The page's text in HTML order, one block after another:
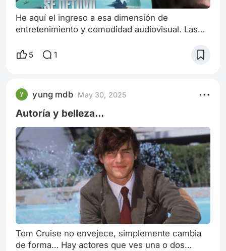
He aquí el ingreso a esa dimensión de
entretenimiento y comodidad audiovisual. Las
de fragmentos, marcaron nuestras etapas de
dejan huella. Una de esas películas es El día que
la Tierra se detuvo. Esta obra de ciencia ficción
marcó mi infancia y reforzó mi determinación
5 1
yung mdb May 30, 2025
Autoría y belleza...
Tom Cruise no envejece, simplemente cambia
de forma… Hay actores que ves una o dos